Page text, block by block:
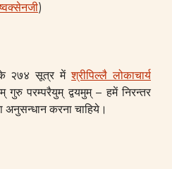
)
के २७४ सूत्र मेंश्रीपिल्लै लोकाचार्य
गुरु परम्परैयुम् द्वयमुम् – हमें निरन्तर
अनुसन्धान करना चाहिये।